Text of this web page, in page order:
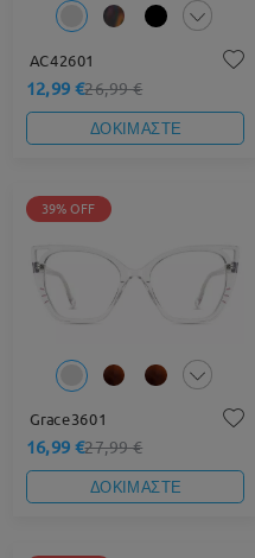
AC42601
12,99 €26,99 €
ΔΟΚΙΜΑΣΤΕ
39% OFF
Grace3601
16,99 €27,99 €
ΔΟΚΙΜΑΣΤΕ